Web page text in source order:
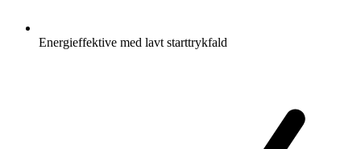
Energieffektive med lavt starttrykfald